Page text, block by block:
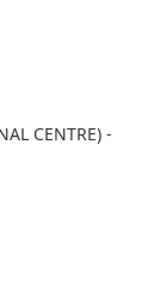
CENTRE) -